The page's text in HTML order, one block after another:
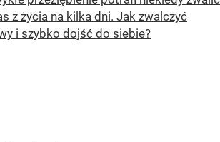
z życia na kilka dni. Jak zwalczyć
i szybko dojść do siebie?